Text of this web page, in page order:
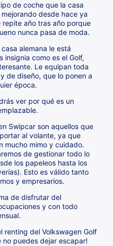
de coche que la casa
desde hace ya
repite año tras año porque
nunca pasa de moda.
alemana le está
insignia como es el Golf,
Le equipan toda
de diseño, que lo ponen a
época.
ver por qué es un
Swipcar son aquellos que
al volante, ya que
mucho mimo y cuidado.
de gestionar todo lo
los papeleos hasta los
Esto es válido tanto
y empresarios.
de disfrutar del
y con todo
renting del Volkswagen Golf
puedes dejar escapar!